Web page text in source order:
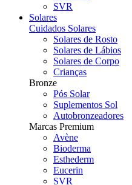
SVR
Solares
Cuidados Solares
Solares de Rosto
Solares de Lábios
Solares de Corpo
Crianças
Bronze
Pós Solar
Suplementos Sol
Autobronzeadores
Marcas Premium
Avène
Bioderma
Esthederm
Eucerin
SVR